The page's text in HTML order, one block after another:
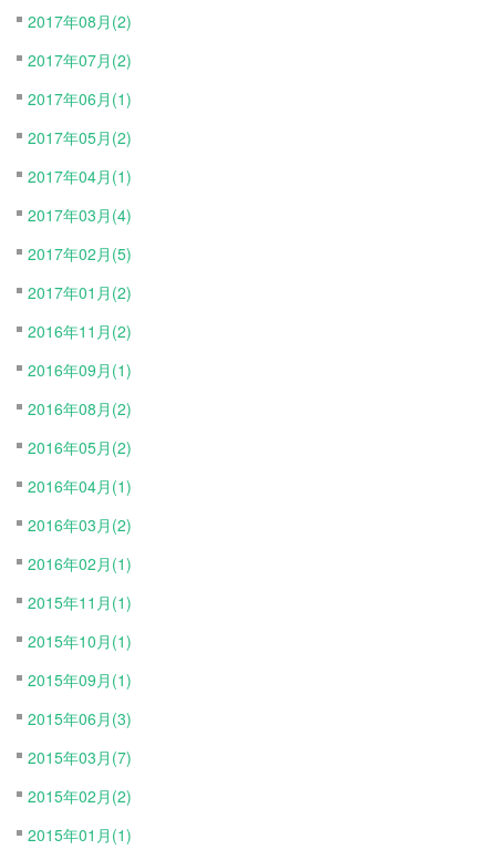
2017年08月(2)
2017年07月(2)
2017年06月(1)
2017年05月(2)
2017年04月(1)
2017年03月(4)
2017年02月(5)
2017年01月(2)
2016年11月(2)
2016年09月(1)
2016年08月(2)
2016年05月(2)
2016年04月(1)
2016年03月(2)
2016年02月(1)
2015年11月(1)
2015年10月(1)
2015年09月(1)
2015年06月(3)
2015年03月(7)
2015年02月(2)
2015年01月(1)